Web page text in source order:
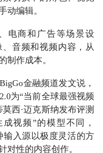
动编辑。
商和广告等场景设
音频和视频内容，从
制作成本。
金融频道发文说，
为“当前全球最强视频
西·迈克斯纳发布评测
视频”的模型不同，
输入源以极度灵活的方
对性的内容创作。